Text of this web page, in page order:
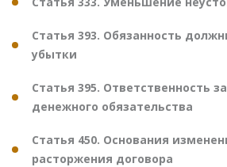
Статья 393. Обязанность
убытки
Статья 395. Ответственность
денежного обязательства
Статья 450. Основания
расторжения договора